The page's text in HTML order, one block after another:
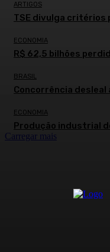
ARTIGOS
TSE divulga critérios
ECONOMIA
R$ 62,5 bilhões
BRASIL
Concorrência
ECONOMIA
Produção industrial
Carregar mais